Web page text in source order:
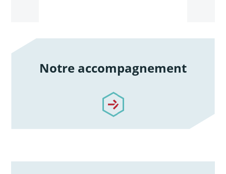
Notre accompagnement
/notre-accompagnement